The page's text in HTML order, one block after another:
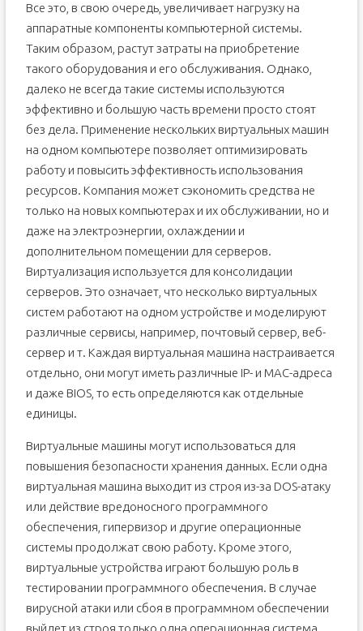
Все это, в свою очередь, увеличивает нагрузку на
аппаратные компоненты компьютерной системы.
Таким образом, растут затраты на приобретение
такого оборудования и его обслуживания. Однако,
далеко не всегда такие системы используются
эффективно и большую часть времени просто стоят
без дела. Применение нескольких виртуальных машин
на одном компьютере позволяет оптимизировать
работу и повысить эффективность использования
ресурсов. Компания может сэкономить средства не
только на новых компьютерах и их обслуживании, но и
даже на электроэнергии, охлаждении и
дополнительном помещении для серверов.
Виртуализация используется для консолидации
серверов. Это означает, что несколько виртуальных
систем работают на одном устройстве и моделируют
различные сервисы, например, почтовый сервер, веб-
сервер и т. Каждая виртуальная машина настраивается
отдельно, они могут иметь различные IP- и MAC-адреса
и даже BIOS, то есть определяются как отдельные
единицы.
Виртуальные машины могут использоваться для
повышения безопасности хранения данных. Если одна
виртуальная машина выходит из строя из-за DOS-атаку
или действие вредоносного программного
обеспечения, гипервизор и другие операционные
системы продолжат свою работу. Кроме этого,
виртуальные устройства играют большую роль в
тестировании программного обеспечения. В случае
вирусной атаки или сбоя в программном обеспечении
выйдет из строя только одна операционная система.